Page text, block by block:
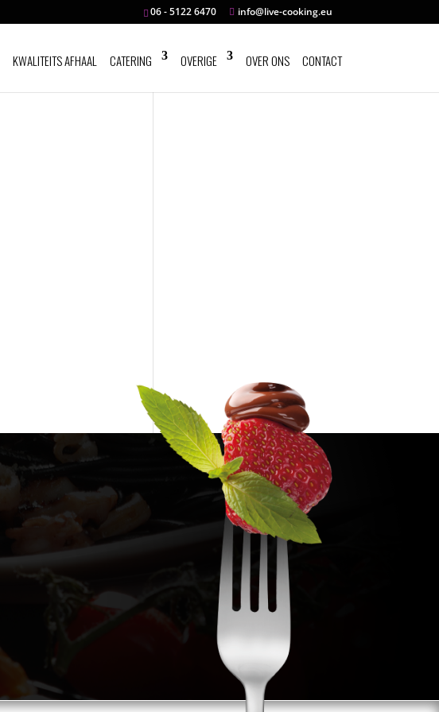
06 - 5122 6470 info@live-cooking.eu
KWALITEITS AFHAAL CATERING OVERIGE OVER ONS CONTACT